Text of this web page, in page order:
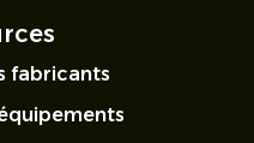
fabricants